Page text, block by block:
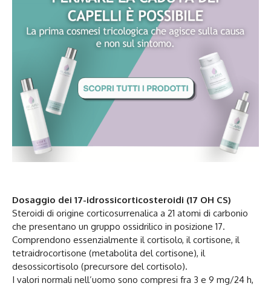
Dosaggio dei 17-idrossicorticosteroidi (17 OH CS)
Steroidi di origine corticosurrenalica a 21 atomi di carbonio
che presentano un gruppo ossidrilico in posizione 17.
Comprendono essenzialmente il cortisolo, il cortisone, il
tetraidrocortisone (metabolita del cortisone), il
desossicortisolo (precursore del cortisolo).
I valori normali nell’uomo sono compresi fra 3 e 9 mg/24 h,